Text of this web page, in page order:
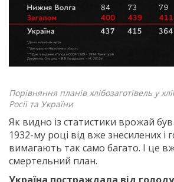
Порівняння планів хлібозаготівель у
Росії та України
Як видно із статистики врожай
1932-му році від вже знесилених і
вимагають так само багато. І це
смертельний план.​